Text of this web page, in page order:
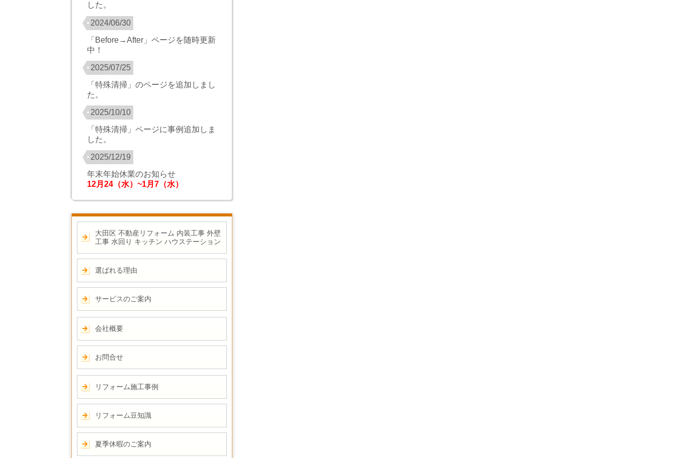
した。
2024/06/30
「Before→After」ページを随時更新
中！
2025/07/25
「特殊清掃」のページを追加しまし
た。
2025/10/10
「特殊清掃」ページに事例追加しま
した。
2025/12/19
年末年始休業のお知らせ
12月24（水）~1月7（水）
大田区 不動産リフォーム 内装工事 外壁
工事 水回り キッチン ハウステーション
選ばれる理由
サービスのご案内
会社概要
お問合せ
リフォーム施工事例
リフォーム豆知識
夏季休暇のご案内